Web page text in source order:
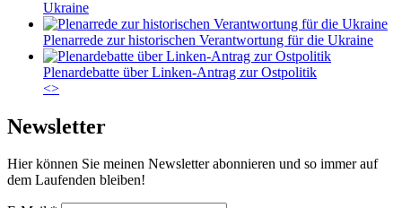
Ukraine
Plenarrede zur historischen Verantwortung für die Ukraine
Plenardebatte über Linken-Antrag zur Ostpolitik
<>
Newsletter
Hier können Sie meinen Newsletter abonnieren und so immer auf
dem Laufenden bleiben!